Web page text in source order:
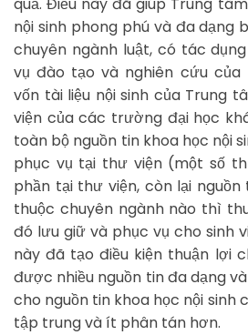
quả. Điều này đã giúp Trung
nội sinh phong phú và đa dạng
chuyên ngành luật, có tác
vụ đào tạo và nghiên cứu của
vốn tài liệu nội sinh của Trung
viện của các trường đại học
toàn bộ nguồn tin khoa học nội
phục vụ tại thư viện (một số
phần tại thư viện, còn lại
thuộc chuyên ngành nào thì
đó lưu giữ và phục vụ cho sinh
này đã tạo điều kiện thuận lợi
được nhiều nguồn tin đa dạng
cho nguồn tin khoa học nội sinh
tập trung và ít phân tán hơn.